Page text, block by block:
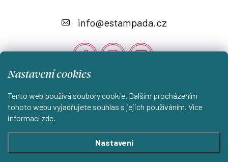
Nastavení cookies
Tento web používá soubory cookie. Dalším procházením
tohoto webu vyjadřujete souhlas s jejich používáním. Více
informací zde.
Nastavení
a
Instagram
info@estampada.cz
Shoptet.cz KantorStudio.cz